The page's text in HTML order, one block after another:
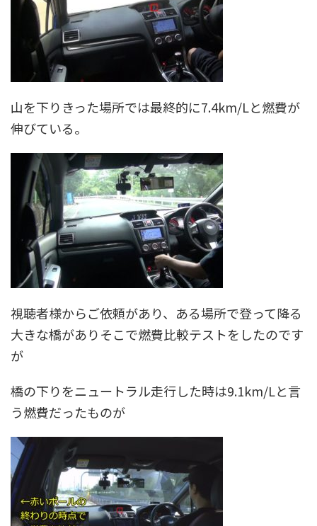
山を下りきった場所では最終的に7.4km/Lと燃費が
伸びている。
視聴者様からご依頼があり、ある場所で登って降る
大きな橋がありそこで燃費比較テストをしたのです
が
橋の下りをニュートラル走行した時は9.1km/Lと言
う燃費だったものが